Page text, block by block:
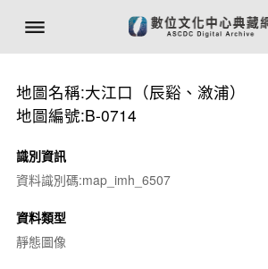
地圖名稱:大江口（辰谿、漵浦）
地圖編號:B-0714
識別資訊
資料識別碼:map_imh_6507
資料類型
靜態圖像